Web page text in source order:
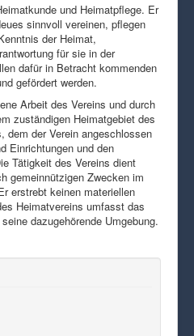
und Heimatpflege. Er
sinnvoll vereinen, pflegen
der Heimat,
für sie in der
dafür in Betracht kommenden
gefördert werden.
Arbeit des Vereins und durch
zuständigen Heimatgebiet des
dem der Verein angeschlossen
Einrichtungen und den
Tätigkeit des Vereins dient
gemeinnützigen Zwecken im
erstrebt keinen materiellen
Heimatvereins umfasst das
dazugehörende Umgebung.